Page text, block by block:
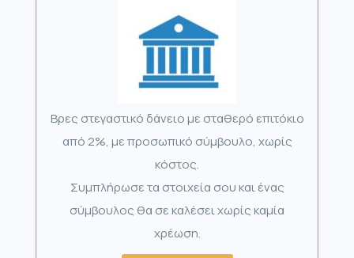
Βρες στεγαστικό δάνειο με σταθερό επιτόκιο
από 2%, με προσωπικό σύμβουλο, χωρίς
κόστος.
Συμπλήρωσε τα στοιχεία σου και ένας
σύμβουλος θα σε καλέσει χωρίς καμία
χρέωση.